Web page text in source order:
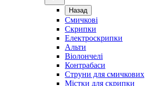
Назад
Смичкові
Скрипки
Електроскрипки
Альти
Віолончелі
Контрабаси
Струни для смичкових
Містки для скрипки